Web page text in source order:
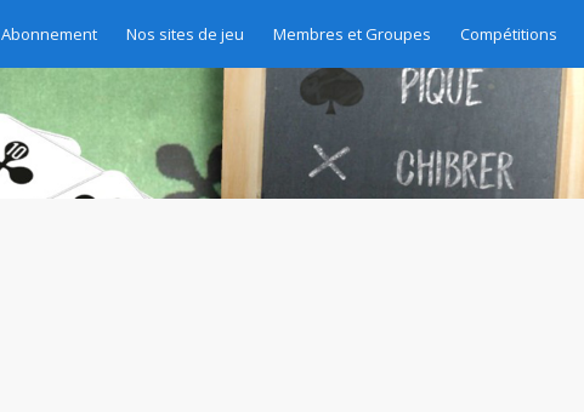
Abonnement Nos sites de jeu Membres et Groupes Compétitions